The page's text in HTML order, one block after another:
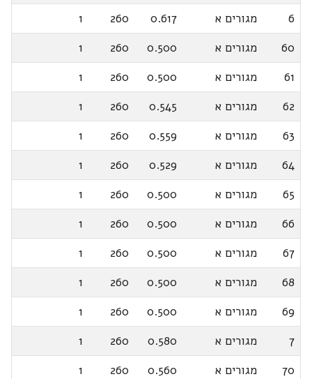
6
מגורים א 0.617
260
1
60
מגורים א 0.500
260
1
61
מגורים א 0.500
260
1
62
מגורים א 0.545
260
1
63
מגורים א 0.559
260
1
64
מגורים א 0.529
260
1
65
מגורים א 0.500
260
1
66
מגורים א 0.500
260
1
67
מגורים א 0.500
260
1
68
מגורים א 0.500
260
1
69
מגורים א 0.500
260
1
7
מגורים א 0.580
260
1
70
מגורים א 0.560
260
1